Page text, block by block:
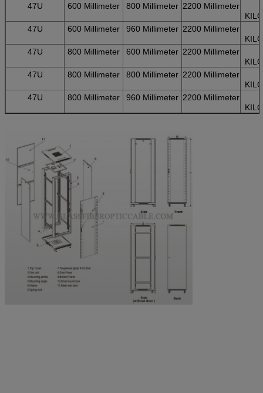
47U
600 Millimeter 800 Millimeter 2200 Millimeter
47U
600 Millimeter 960 Millimeter 2200 Millimeter
47U
800 Millimeter 600 Millimeter 2200 Millimeter
47U
800 Millimeter 800 Millimeter 2200 Millimeter
47U
800 Millimeter 960 Millimeter 2200 Millimeter